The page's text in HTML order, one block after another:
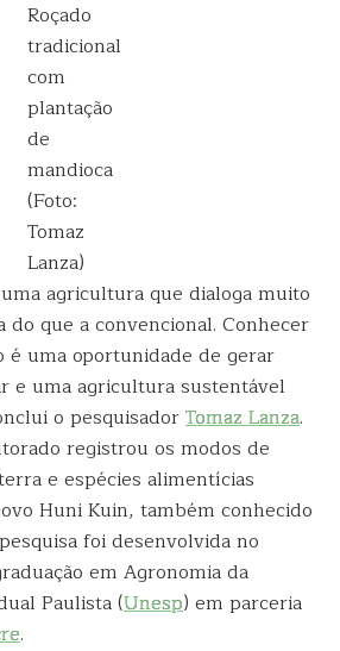
Roçado
tradicional
com
plantação
de
mandioca
(Foto:
Tomaz
Lanza)
agricultura que dialoga muito
do que a convencional. Conhecer
é uma oportunidade de gerar
e uma agricultura sustentável
o pesquisadorTomaz Lanza.
registrou os modos de
e espécies alimentícias
Huni Kuin, também conhecido
foi desenvolvida no
em Agronomia da
Paulista (Unesp) em parceria
.